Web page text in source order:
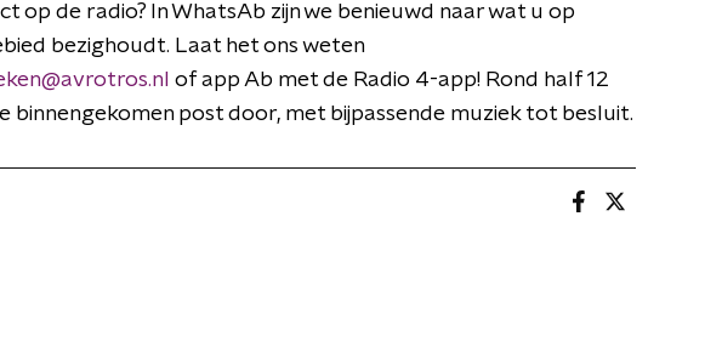
op de radio? In WhatsAb zijn we benieuwd naar wat u op
bezighoudt. Laat het ons weten
of app Ab met de Radio 4-app! Rond half 12
binnengekomen post door, met bijpassende muziek tot besluit.